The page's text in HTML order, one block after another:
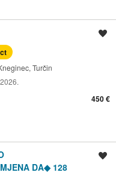
Turčin
450 €
DA◆ 128